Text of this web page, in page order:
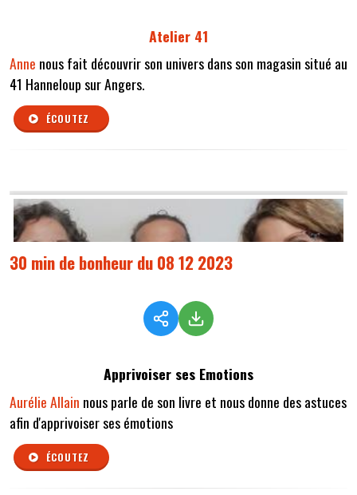
Atelier 41
Anne nous fait découvrir son univers dans son magasin situé au
41 Hanneloup sur Angers.
ÉCOUTEZ
30 min de bonheur du 08 12 2023
Apprivoiser ses Emotions
Aurélie Allain nous parle de son livre et nous donne des astuces
afin d'apprivoiser ses émotions
ÉCOUTEZ